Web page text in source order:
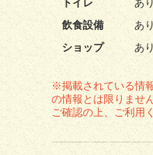
トイレ
あり
飲食設備
あり
ショップ
あ
※掲載されている情
の情報とは限りませ
ご確認の上、ご利用